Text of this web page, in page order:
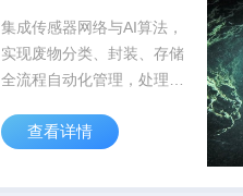
集成传感器网络与AI算法，
实现废物分类、封装、存储
全流程自动化管理，处理效
暴露风险。
查看详情